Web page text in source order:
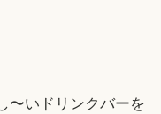
〜いドリンクバーを